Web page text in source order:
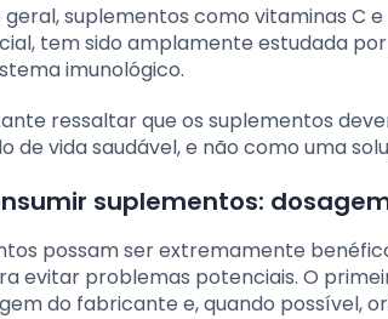
geral, suplementos como vitaminas C
tem sido amplamente estudada
imunológico.
ressaltar que os suplementos
de vida saudável, e não como uma
suplementos:
possam ser extremamente
evitar problemas potenciais. O
do fabricante e, quando possível,